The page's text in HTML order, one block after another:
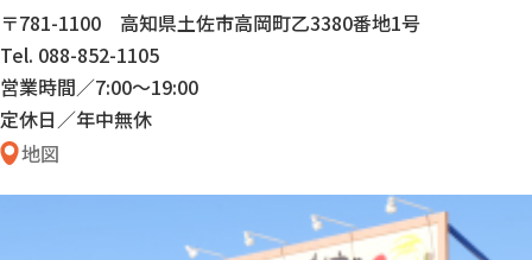
〒781-1100 高知県土佐市高岡町乙3380番地1号
Tel. 088-852-1105
営業時間／7:00〜19:00
定休日／年中無休
地図